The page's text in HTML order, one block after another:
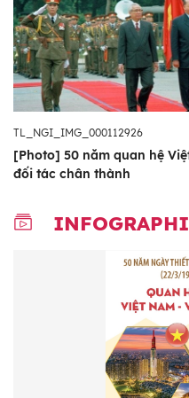
TL_NGI_IMG_000112926
[Photo] 50 năm quan hệ
đối tác chân thành